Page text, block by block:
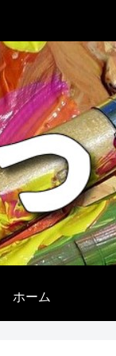
ホーム